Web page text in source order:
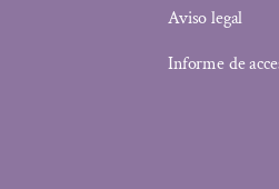
Aviso legal
Informe de